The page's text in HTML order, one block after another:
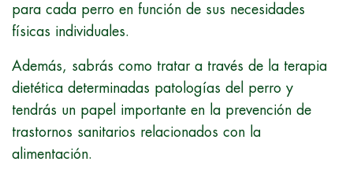
para cada perro en función de sus necesidades
físicas individuales.
Además, sabrás como tratar a través de la terapia
dietética determinadas patologías del perro y
tendrás un papel importante en la prevención de
trastornos sanitarios relacionados con la
alimentación.